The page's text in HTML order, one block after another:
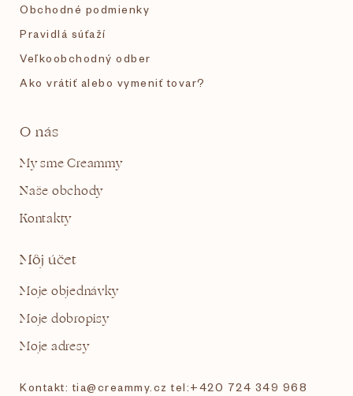
Obchodné podmienky
Pravidlá súťaží
Veľkoobchodný odber
Ako vrátiť alebo vymeniť tovar?
O nás
My sme Creammy
Naše obchody
Kontakty
Môj účet
Moje objednávky
Moje dobropisy
Moje adresy
Kontakt: tia@creammy.cz tel:+420 724 349 968